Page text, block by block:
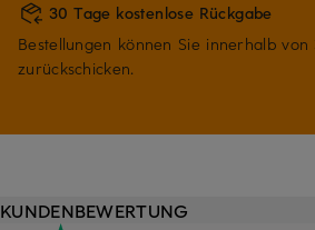
30 Tage kostenlose Rückgabe
Bestellungen können Sie innerhalb von
zurückschicken.
KUNDENBEWERTUNG